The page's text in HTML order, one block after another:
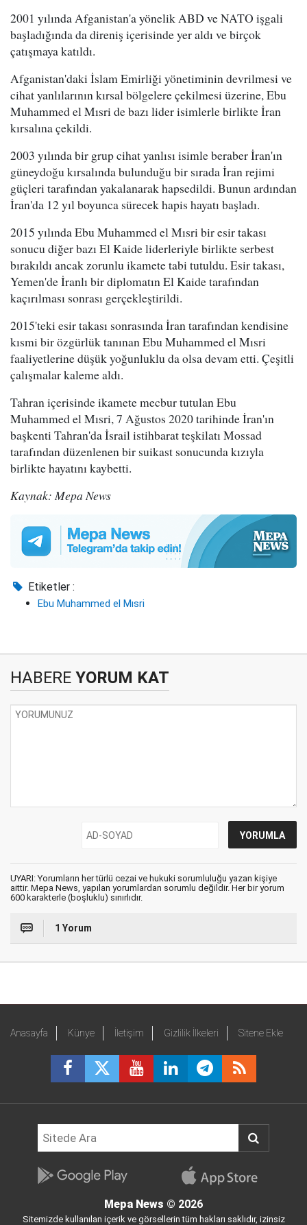
2001 yılında Afganistan'a yönelik ABD ve NATO işgali
başladığında da direniş içerisinde yer aldı ve birçok
çatışmaya katıldı.
Afganistan'daki İslam Emirliği yönetiminin devrilmesi ve
cihat yanlılarının kırsal bölgelere çekilmesi üzerine, Ebu
Muhammed el Mısri de bazı lider isimlerle birlikte İran
kırsalına çekildi.
2003 yılında bir grup cihat yanlısı isimle beraber İran'ın
güneydoğu kırsalında bulunduğu bir sırada İran rejimi
güçleri tarafından yakalanarak hapsedildi. Bunun ardından
İran'da 12 yıl boyunca sürecek hapis hayatı başladı.
2015 yılında Ebu Muhammed el Mısri bir esir takası
sonucu diğer bazı El Kaide liderleriyle birlikte serbest
bırakıldı ancak zorunlu ikamete tabi tutuldu. Esir takası,
Yemen'de İranlı bir diplomatın El Kaide tarafından
kaçırılması sonrası gerçekleştirildi.
2015'teki esir takası sonrasında İran tarafından kendisine
kısmi bir özgürlük tanınan Ebu Muhammed el Mısri
faaliyetlerine düşük yoğunluklu da olsa devam etti. Çeşitli
çalışmalar kaleme aldı.
Tahran içerisinde ikamete mecbur tutulan Ebu
Muhammed el Mısri, 7 Ağustos 2020 tarihinde İran'ın
başkenti Tahran'da İsrail istihbarat teşkilatı Mossad
tarafından düzenlenen bir suikast sonucunda kızıyla
birlikte hayatını kaybetti.
Kaynak: Mepa News
Etiketler :
Ebu Muhammed el Mısri
HABERE YORUM KAT
UYARI: Yorumların her türlü cezai ve hukuki sorumluluğu yazan kişiye
aittir. Mepa News, yapılan yorumlardan sorumlu değildir. Her bir yorum
600 karakterle (boşluklu) sınırlıdır.
1 Yorum
Anasayfa Künye İletişim Gizlilik İlkeleri Sitene Ekle
Mepa News © 2026
Sitemizde kullanılan içerik ve görsellerin tüm hakları saklıdır, izinsiz